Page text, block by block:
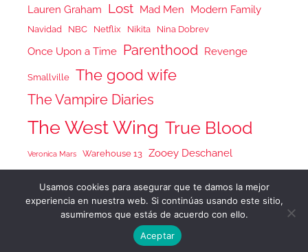
Lauren Graham Lost Mad Men Modern Family
Navidad NBC Netflix Nikita Nina Dobrev
Once Upon a Time Parenthood Revenge
Smallville The good wife
The Vampire Diaries
The West Wing True Blood
Veronica Mars Warehouse 13 Zooey Deschanel
Tema para WordPress: Donovan de ThemeZee.
Usamos cookies para asegurar que te damos la mejor
experiencia en nuestra web. Si continúas usando este sitio,
asumiremos que estás de acuerdo con ello.
Aceptar